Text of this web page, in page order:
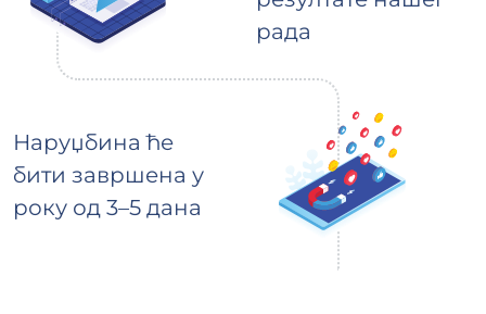
рада
Наруџбина ће
бити завршена у
року од 3–5 дана